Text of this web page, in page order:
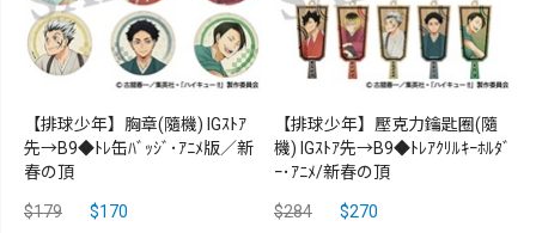
【排球少年】胸章(隨機) IGｽﾄｱ
先→B9◆ﾄﾚ缶ﾊﾞｯｼﾞ･ｱﾆﾒ版／新
春の頂
$179 $170
【排球少年】壓克力鑰匙圈(隨
機) IGｽﾄｱ先→B9◆ﾄﾚｱｸﾘﾙｷｰﾎﾙﾀﾞ
ｰ･ｱﾆﾒ/新春の頂
$284 $270